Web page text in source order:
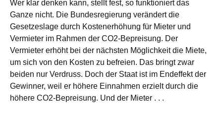
Wer klar denken kann, stellt fest, so funktioniert das
Ganze nicht. Die Bundesregierung verändert die
Gesetzeslage durch Kostenerhöhung für Mieter und
Vermieter im Rahmen der CO2-Bepreisung. Der
Vermieter erhöht bei der nächsten Möglichkeit die Miete,
um sich von den Kosten zu befreien. Das bringt zwar
beiden nur Verdruss. Doch der Staat ist im Endeffekt der
Gewinner, weil er höhere Einnahmen erzielt durch die
höhere CO2-Bepreisung. Und der Mieter . . .